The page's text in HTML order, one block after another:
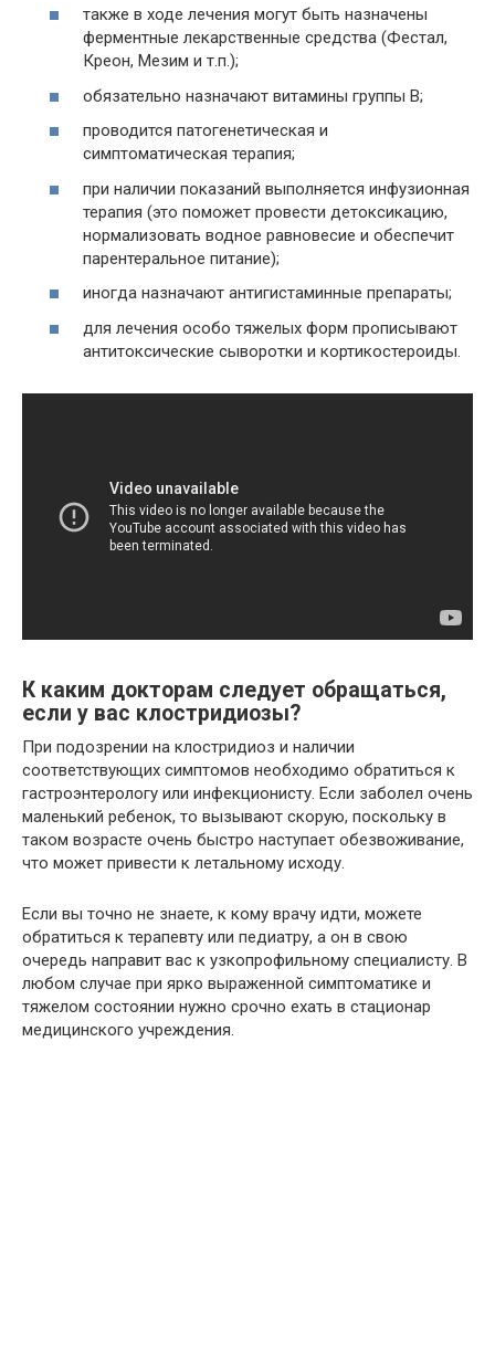
также в ходе лечения могут быть назначены
ферментные лекарственные средства (Фестал,
Креон, Мезим и т.п.);
обязательно назначают витамины группы В;
проводится патогенетическая и
симптоматическая терапия;
при наличии показаний выполняется инфузионная
терапия (это поможет провести детоксикацию,
нормализовать водное равновесие и обеспечит
парентеральное питание);
иногда назначают антигистаминные препараты;
для лечения особо тяжелых форм прописывают
антитоксические сыворотки и кортикостероиды.
К каким докторам следует обращаться,
если у вас клостридиозы?
При подозрении на клостридиоз и наличии
соответствующих симптомов необходимо обратиться к
гастроэнтерологу или инфекционисту. Если заболел очень
маленький ребенок, то вызывают скорую, поскольку в
таком возрасте очень быстро наступает обезвоживание,
что может привести к летальному исходу.
Если вы точно не знаете, к кому врачу идти, можете
обратиться к терапевту или педиатру, а он в свою
очередь направит вас к узкопрофильному специалисту. В
любом случае при ярко выраженной симптоматике и
тяжелом состоянии нужно срочно ехать в стационар
медицинского учреждения.